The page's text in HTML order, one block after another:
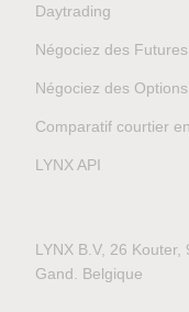
Daytrading
Négociez des Futures
Négociez des Options
Comparatif courtier
LYNX API
LYNX B.V, 26 Kouter,
Gand. Belgique